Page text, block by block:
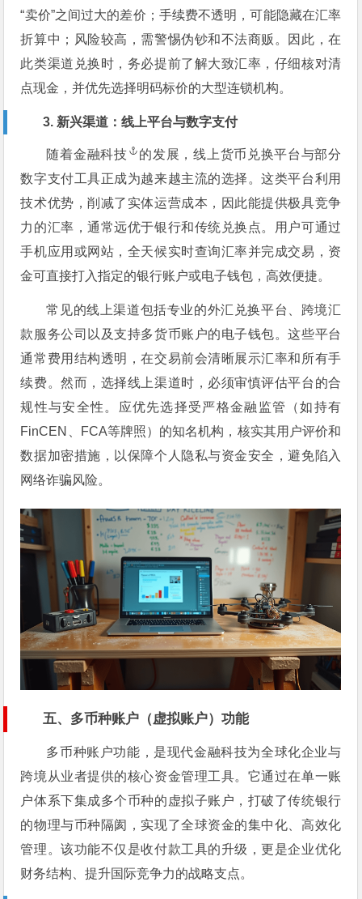
“卖价”之间过大的差价；手续费不透明，可能隐藏在汇率
折算中；风险较高，需警惕伪钞和不法商贩。因此，在
此类渠道兑换时，务必提前了解大致汇率，仔细核对清
点现金，并优先选择明码标价的大型连锁机构。
3. 新兴渠道：线上平台与数字支付
随着金融科技
的发展，线上货币兑换平台与部分
数字支付工具正成为越来越主流的选择。这类平台利用
技术优势，削减了实体运营成本，因此能提供极具竞争
力的汇率，通常远优于银行和传统兑换点。用户可通过
手机应用或网站，全天候实时查询汇率并完成交易，资
金可直接打入指定的银行账户或电子钱包，高效便捷。
常见的线上渠道包括专业的外汇兑换平台、跨境汇
款服务公司以及支持多货币账户的电子钱包。这些平台
通常费用结构透明，在交易前会清晰展示汇率和所有手
续费。然而，选择线上渠道时，必须审慎评估平台的合
规性与安全性。应优先选择受严格金融监管（如持有
FinCEN、FCA等牌照）的知名机构，核实其用户评价和
数据加密措施，以保障个人隐私与资金安全，避免陷入
网络诈骗风险。
五、多币种账户（虚拟账户）功能
多币种账户功能，是现代金融科技为全球化企业与
跨境从业者提供的核心资金管理工具。它通过在单一账
户体系下集成多个币种的虚拟子账户，打破了传统银行
的物理与币种隔阂，实现了全球资金的集中化、高效化
管理。该功能不仅是收付款工具的升级，更是企业优化
财务结构、提升国际竞争力的战略支点。